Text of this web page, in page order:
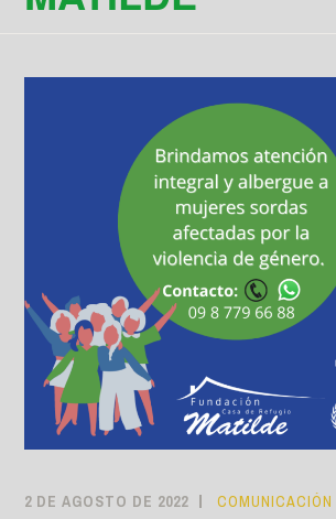
2 DE AGOSTO DE 2022